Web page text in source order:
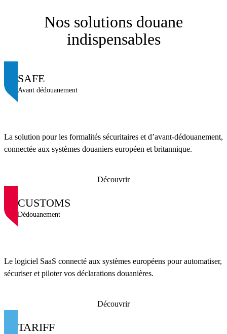
Nos solutions douane
indispensables
SAFE
Avant dédouanement
La solution pour les formalités sécuritaires et d’avant-dédouanement,
connectée aux systèmes douaniers européen et britannique.
Découvrir
CUSTOMS
Dédouanement
Le logiciel SaaS connecté aux systèmes européens pour automatiser,
sécuriser et piloter vos déclarations douanières.
Découvrir
TARIFF